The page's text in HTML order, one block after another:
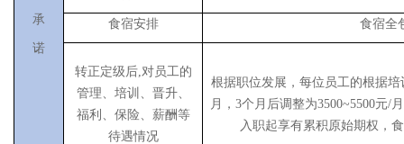
承
诺
食宿安排 食宿全
转正定级后,对员工的
管理、培训、晋升、
福利、保险、薪酬等
待遇情况
根据职位发展，每位员工的根据
月，3个月后调整为3500~5500元/
入职起享有累积原始期权，